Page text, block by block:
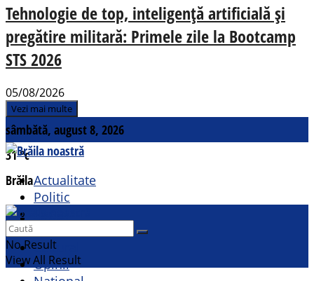
Tehnologie de top, inteligență artificială și
pregătire militară: Primele zile la Bootcamp
STS 2026
05/08/2026
Vezi mai multe
sâmbătă, august 8, 2026
31°c
Brăila
Contact
Actualitate
Politic
Cultural
Opinii
No Result
View All Result